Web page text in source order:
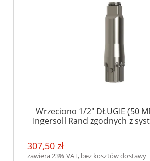
Wrzeciono 1/2" DŁUGIE (50
Ingersoll Rand zgodnych z
307,50 zł
zawiera 23% VAT, bez kosztów dostawy